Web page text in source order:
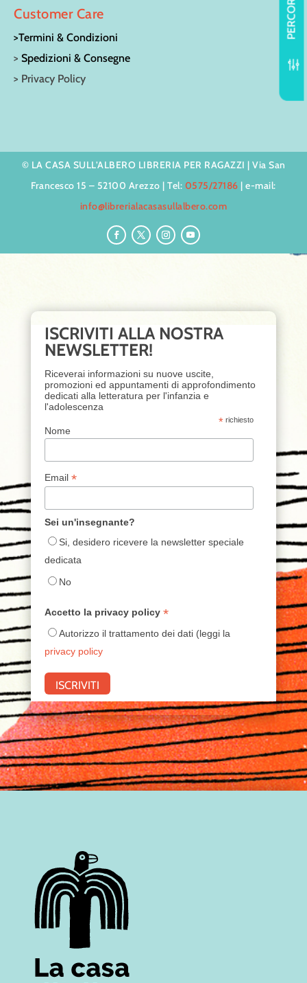
f
PERCORSI
Customer Care
>Termini & Condizioni
>Spedizioni & Consegne
> Privacy Policy
© LA CASA SULL’ALBERO LIBRERIA PER RAGAZZI | Via San
Francesco 15 – 52100 Arezzo | Tel: 0575/27186 | e-mail:
info@librerialacasasullalbero.com
ISCRIVITI ALLA NOSTRA
NEWSLETTER!
Riceverai informazioni su nuove uscite,
promozioni ed appuntamenti di approfondimento
dedicati alla letteratura per l'infanzia e
l'adolescenza
* richiesto
Nome
Email *
Sei un'insegnante?
Si, desidero ricevere la newsletter speciale
dedicata
No
Accetto la privacy policy *
Autorizzo il trattamento dei dati (leggi la
privacy policy